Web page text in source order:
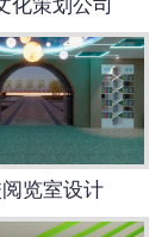
化策划公司
览室设计